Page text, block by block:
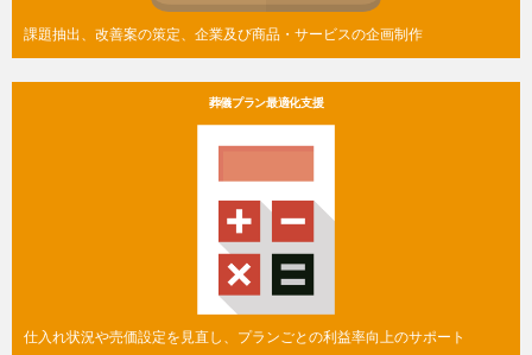
課題抽出、改善案の策定、企業及び商品・サービスの企画制作
葬儀プラン最適化支援
仕入れ状況や売価設定を見直し、プランごとの利益率向上のサポート